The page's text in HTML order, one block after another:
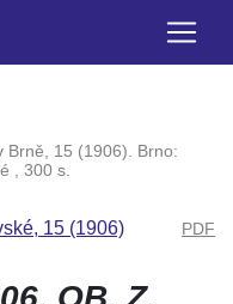
Brně, 15 (1906). Brno:
, 300 s.
15 (1906) PDF